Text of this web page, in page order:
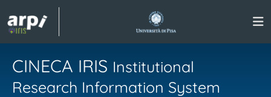
CINECA IRIS Institutional
Research Information System